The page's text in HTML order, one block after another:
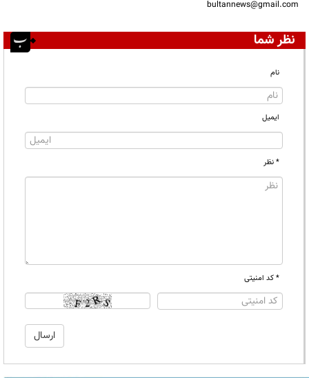
bultannews@gmail.com
نظر شما
نام
ایمیل
* نظر
* کد امنیتی